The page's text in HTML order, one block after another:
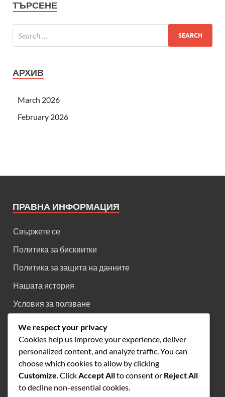
ТЪРСЕНЕ
АРХИВ
March 2026
February 2026
ПРАВНА ИНФОРМАЦИЯ
Свържете се
Политика за бисквитки
Политика за защита на данните
Нашата история
Условия за ползване
КАТЕГОРИИ
AFK Arena Кодове за обмен
AFK Arena Месечни VIP Бонуси
We respect your privacy
Cookies help us improve your experience, deliver
personalized content, and analyze traffic. You can
choose which cookies to allow by clicking
Customize . Click Accept Allto consent or Reject All
to decline non-essential cookies.